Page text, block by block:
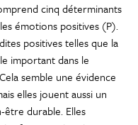
cinq déterminants
émotions positives (P).
positives telles que la
important dans le
semble une évidence
elles jouent aussi un
durable. Elles